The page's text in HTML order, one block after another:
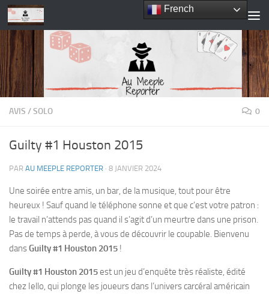
Skip to content
AVIS /SOLO 0
Guilty #1 Houston 2015
PAR AU MEEPLE REPORTER · 8 JANVIER 2024
Une soirée entre amis, un bar, de la musique, tout pour être
heureux ! Sauf quand le téléphone sonne et que c’est votre patron :
le travail n’attends pas quand il s’agit d’un meurtre dans une prison.
Pas de temps à perde, à vous de découvrir le coupable. Bienvenu
dansGuilty #1 Houston 2015 !
Guilty #1 Houston 2015est un jeu d’enquête très réaliste, édité
chez Iello, qui plonge les joueurs dans l’univers carcéral américain
French